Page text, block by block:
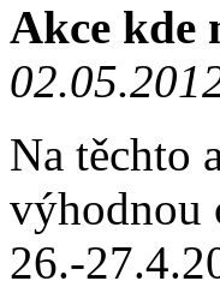
Akce kde
Na těchto
výhodnou
26.-